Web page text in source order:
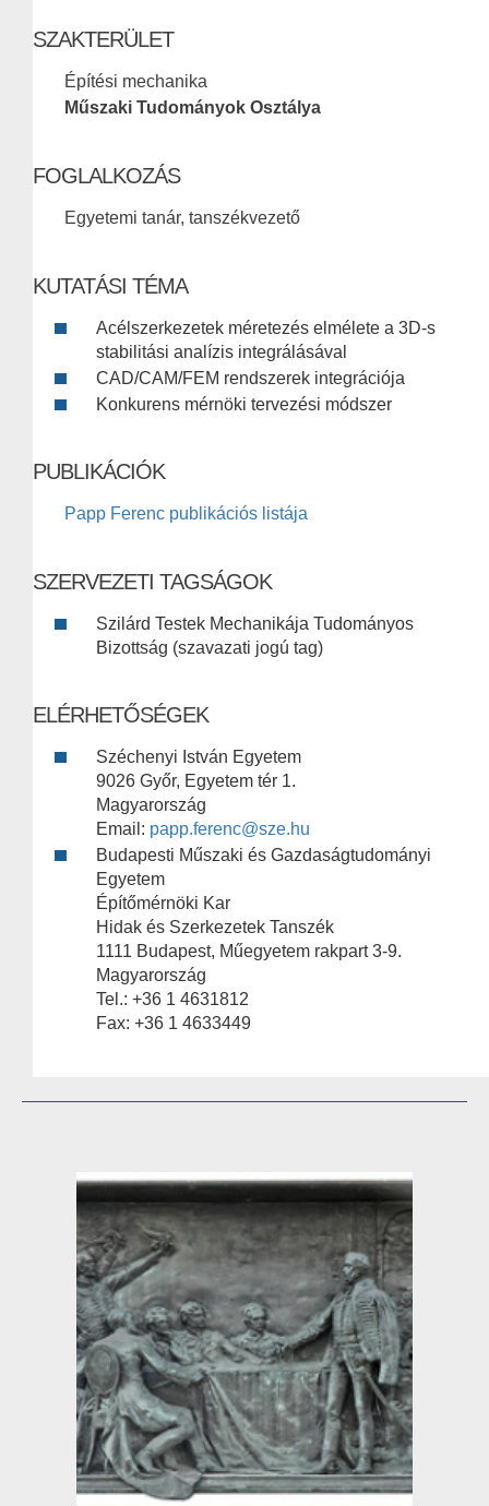
SZAKTERÜLET
Építési mechanika
Műszaki Tudományok Osztálya
FOGLALKOZÁS
Egyetemi tanár, tanszékvezető
KUTATÁSI TÉMA
Acélszerkezetek méretezés elmélete a 3D-s
stabilitási analízis integrálásával
CAD/CAM/FEM rendszerek integrációja
Konkurens mérnöki tervezési módszer
PUBLIKÁCIÓK
Papp Ferenc publikációs listája
SZERVEZETI TAGSÁGOK
Szilárd Testek Mechanikája Tudományos
Bizottság (szavazati jogú tag)
ELÉRHETŐSÉGEK
Széchenyi István Egyetem
9026 Győr, Egyetem tér 1.
Magyarország
Email: papp.ferenc@sze.hu
Budapesti Műszaki és Gazdaságtudományi
Egyetem
Építőmérnöki Kar
Hidak és Szerkezetek Tanszék
1111 Budapest, Műegyetem rakpart 3-9.
Magyarország
Tel.: +36 1 4631812
Fax: +36 1 4633449